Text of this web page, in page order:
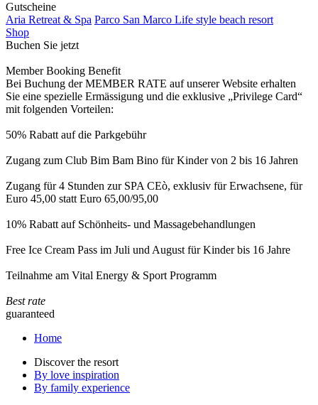
Gutscheine
Aria Retreat & Spa Parco San Marco Life style beach resort
Shop
Buchen Sie jetzt
Member Booking Benefit
Bei Buchung der MEMBER RATE auf unserer Website erhalten
Sie eine spezielle Ermässigung und die exklusive „Privilege Card“
mit folgenden Vorteilen:
50% Rabatt auf die Parkgebühr
Zugang zum Club Bim Bam Bino für Kinder von 2 bis 16 Jahren
Zugang für 4 Stunden zur SPA CEò, exklusiv für Erwachsene, für
Euro 45,00 statt Euro 65,00/95,00
10% Rabatt auf Schönheits- und Massagebehandlungen
Free Ice Cream Pass im Juli und August für Kinder bis 16 Jahre
Teilnahme am Vital Energy & Sport Programm
Best rate
guaranteed
Home
Discover the resort
By love inspiration
By family experience